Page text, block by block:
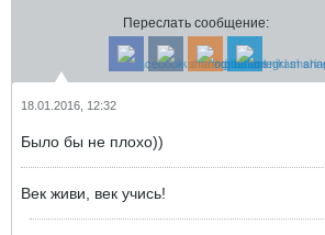
Переслать сообщение:
18.01.2016, 12:32
Было бы не плохо))
Век живи, век учись!